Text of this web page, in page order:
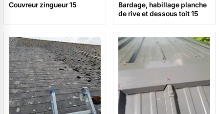
Couvreur zingueur 15
Bardage, habillage planche
de rive et dessous toit 15